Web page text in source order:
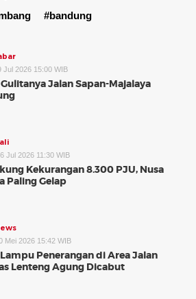
#bandung
Jul 2026 15:00 WIB
Jalan Sapan-Majalaya
Jul 2026 11:30 WIB
Kekurangan 8.300 PJU, Nusa
Paling Gelap
Mei 2026 15:42 WIB
Penerangan di Area Jalan
Lenteng Agung Dicabut